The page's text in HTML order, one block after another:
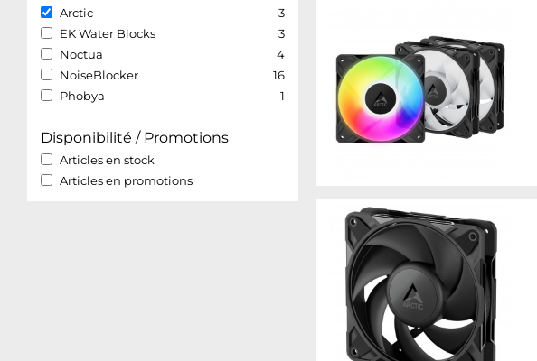
Arctic
3
EK Water Blocks
3
Noctua
4
NoiseBlocker
16
Phobya
1
Disponibilité / Promotions
Articles en stock
Articles en promotions